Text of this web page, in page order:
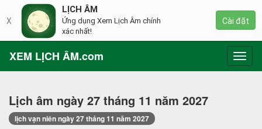
XEM LỊCH ÂM.com
Lịch âm ngày 27 tháng 11 năm 2027
lịch vạn niên ngày 27 tháng 11 năm 2027
X
LỊCH ÂM
Ứng dụng Xem Lịch Âm chính
xác nhất!
Cài đặt